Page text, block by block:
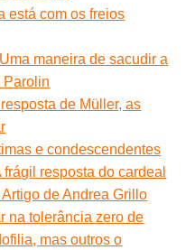
está com os freios
maneira de sacudir a
Parolin
de Müller, as
e condescendentes
resposta do cardeal
de Andrea Grillo
na tolerância zero de
mas outros o